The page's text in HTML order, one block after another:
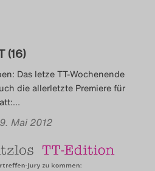
Blog
Blog
(16)
Das letze TT-Wochenende
die allerletzte Premiere für
…
Mai 2012